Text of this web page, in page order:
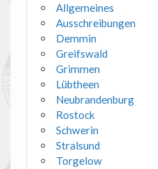
Allgemeines
Ausschreibungen
Demmin
Greifswald
Grimmen
Lübtheen
Neubrandenburg
Rostock
Schwerin
Stralsund
Torgelow